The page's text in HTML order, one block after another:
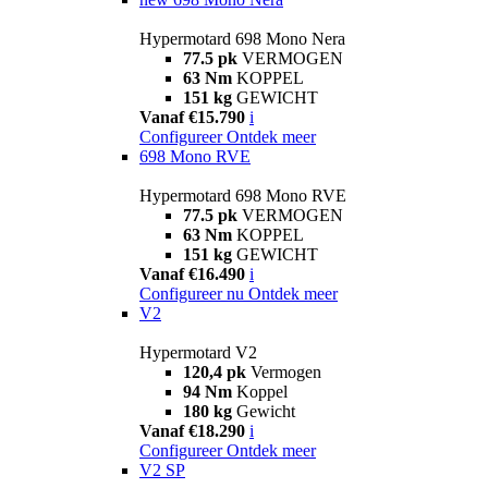
Hypermotard 698 Mono Nera
77.5 pk VERMOGEN
63 Nm KOPPEL
151 kg GEWICHT
Vanaf €15.790 i
Configureer Ontdek meer
698 Mono RVE
Hypermotard 698 Mono RVE
77.5 pk VERMOGEN
63 Nm KOPPEL
151 kg GEWICHT
Vanaf €16.490 i
Configureer nu Ontdek meer
V2
Hypermotard V2
120,4 pk Vermogen
94 Nm Koppel
180 kg Gewicht
Vanaf €18.290 i
Configureer Ontdek meer
V2 SP